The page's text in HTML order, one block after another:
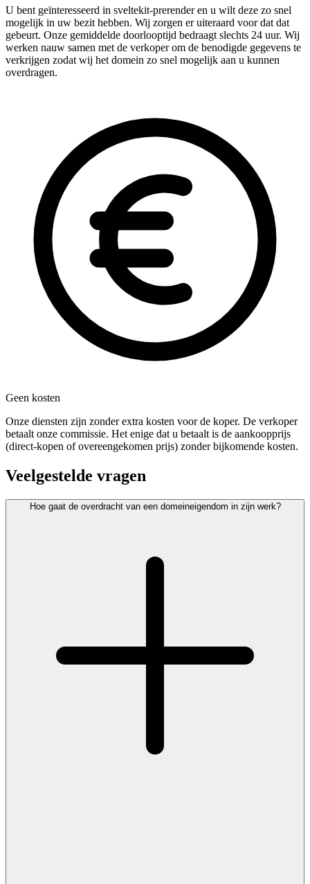
U bent geïnteresseerd in sveltekit-prerender en u wilt deze zo snel
mogelijk in uw bezit hebben. Wij zorgen er uiteraard voor dat dat
gebeurt. Onze gemiddelde doorlooptijd bedraagt slechts 24 uur. Wij
werken nauw samen met de verkoper om de benodigde gegevens te
verkrijgen zodat wij het domein zo snel mogelijk aan u kunnen
overdragen.
Geen kosten
Onze diensten zijn zonder extra kosten voor de koper. De verkoper
betaalt onze commissie. Het enige dat u betaalt is de aankoopprijs
(direct-kopen of overeengekomen prijs) zonder bijkomende kosten.
Veelgestelde vragen
Hoe gaat de overdracht van een domeineigendom in zijn werk?